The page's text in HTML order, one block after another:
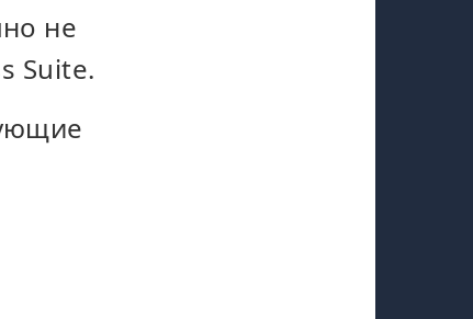
не
Suite.